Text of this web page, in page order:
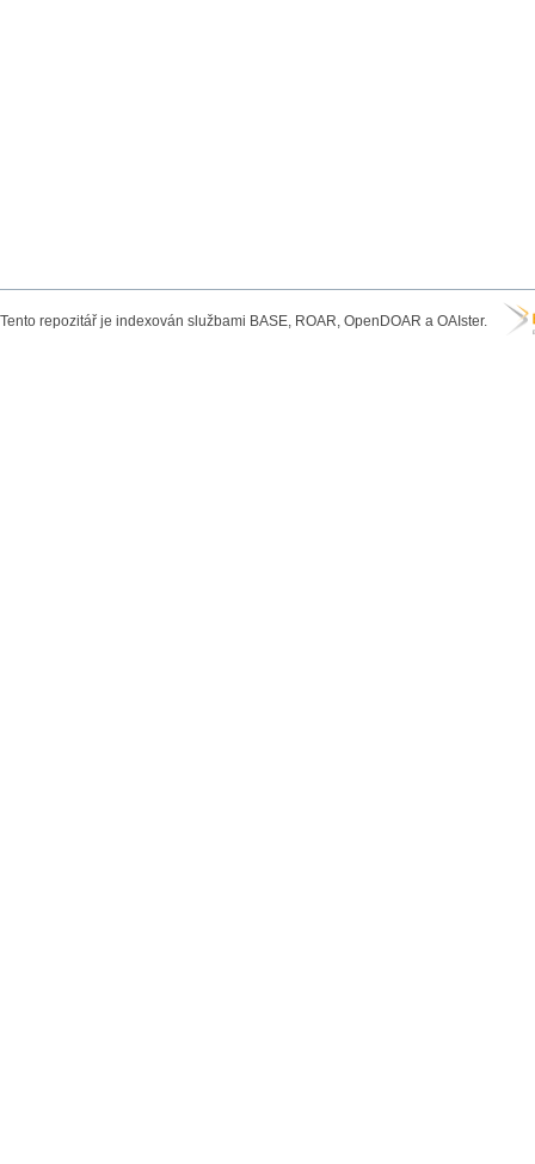
Tento repozitář je indexován službami BASE, ROAR, OpenDOAR a OAIster.